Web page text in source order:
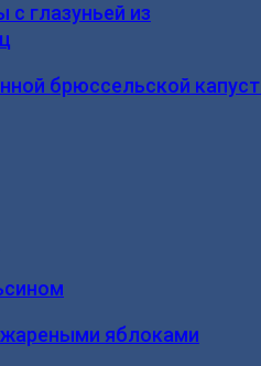
глазуньей из
брюссельской
яблоками